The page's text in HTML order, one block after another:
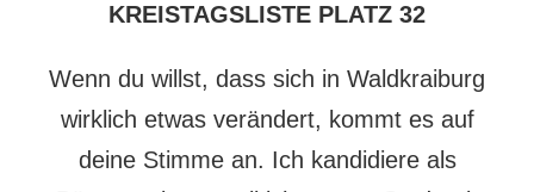
KREISTAGSLISTE PLATZ 32
Wenn du willst, dass sich in Waldkraiburg
wirklich etwas verändert, kommt es auf
deine Stimme an. Ich kandidiere als